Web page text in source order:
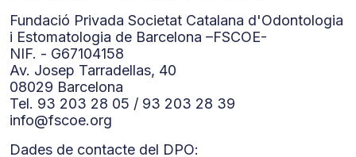
Fundació Privada Societat Catalana d'Odontologia
i Estomatologia de Barcelona –FSCOE-
NIF. - G67104158
Av. Josep Tarradellas, 40
08029 Barcelona
Tel. 93 203 28 05 / 93 203 28 39
info@fscoe.org
Dades de contacte del DPO: